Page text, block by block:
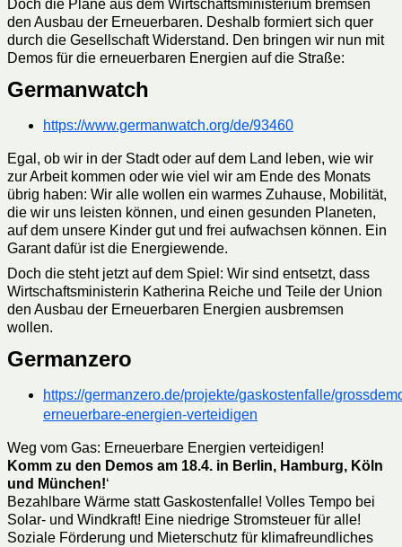
Doch die Pläne aus dem Wirtschaftsministerium bremsen
den Ausbau der Erneuerbaren. Deshalb formiert sich quer
durch die Gesellschaft Widerstand. Den bringen wir nun mit
Demos für die erneuerbaren Energien auf die Straße:
Germanwatch
https://www.germanwatch.org/de/93460
Egal, ob wir in der Stadt oder auf dem Land leben, wie wir
zur Arbeit kommen oder wie viel wir am Ende des Monats
übrig haben: Wir alle wollen ein warmes Zuhause, Mobilität,
die wir uns leisten können, und einen gesunden Planeten,
auf dem unsere Kinder gut und frei aufwachsen können. Ein
Garant dafür ist die Energiewende.
Doch die steht jetzt auf dem Spiel: Wir sind entsetzt, dass
Wirtschaftsministerin Katherina Reiche und Teile der Union
den Ausbau der Erneuerbaren Energien ausbremsen
wollen.
Germanzero
https://germanzero.de/projekte/gaskostenfalle/
erneuerbare-energien-verteidigen
Weg vom Gas: Erneuerbare Energien verteidigen!
Komm zu den Demos am 18.4. in Berlin, Hamburg, Köln
und München!‘
Bezahlbare Wärme statt Gaskostenfalle! Volles Tempo bei
Solar- und Windkraft! Eine niedrige Stromsteuer für alle!
Soziale Förderung und Mieterschutz für klimafreundliches